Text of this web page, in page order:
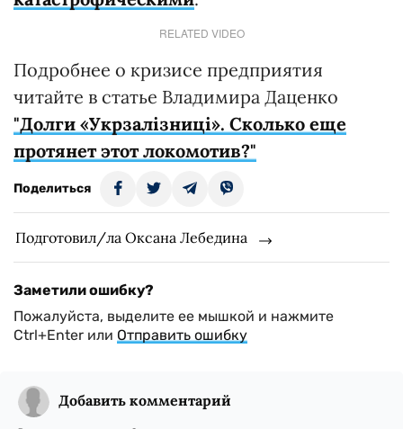
RELATED VIDEO
Подробнее о кризисе предприятия
читайте в статье Владимира Даценко
"Долги «Укрзалізниці». Сколько еще
протянет этот локомотив?"
Поделиться
Подготовил/ла Оксана Лебедина
Заметили ошибку?
Пожалуйста, выделите ее мышкой и нажмите
Ctrl+Enter или Отправить ошибку
Добавить комментарий